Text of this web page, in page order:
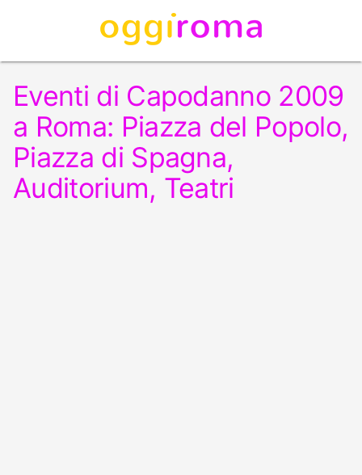
Eventi di Capodanno 2009
a Roma: Piazza del Popolo,
Piazza di Spagna,
Auditorium, Teatri